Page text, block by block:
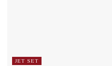
JET SET